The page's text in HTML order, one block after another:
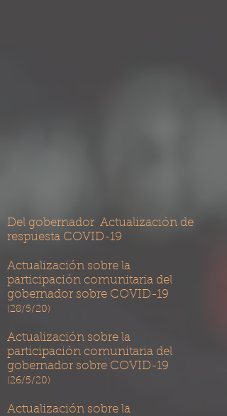
Del gobernador Actualización de
respuesta COVID-19
Actualización sobre la
participación comunitaria del
gobernador sobre COVID-19
(28/5/20)
Actualización sobre la
participación comunitaria del
gobernador sobre COVID-19
(26/5/20)
Actualización sobre la